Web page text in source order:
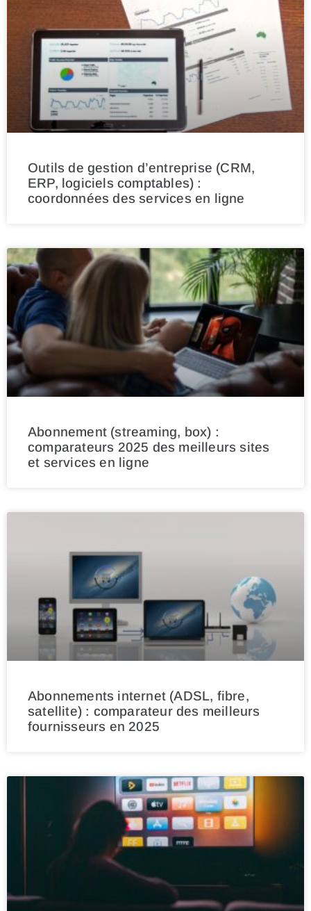
Outils de gestion d’entreprise (CRM,
ERP, logiciels comptables) :
coordonnées des services en ligne
Abonnement (streaming, box) :
comparateurs 2025 des meilleurs sites
et services en ligne
Abonnements internet (ADSL, fibre,
satellite) : comparateur des meilleurs
fournisseurs en 2025